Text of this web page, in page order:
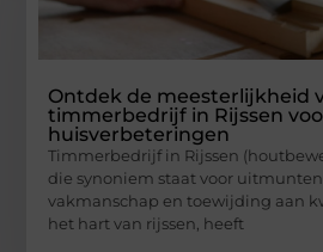
Ontdek de meesterlijkheid
timmerbedrijf in Rijssen
huisverbeteringen
Timmerbedrijf in Rijssen
die synoniem staat voor
vakmanschap en toewijding aan
het hart van rijssen, heeft